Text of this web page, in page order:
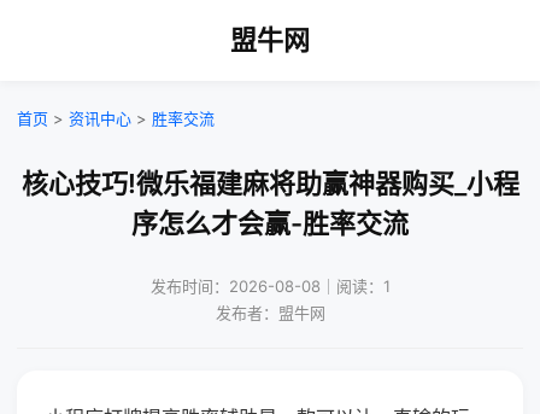
盟牛网
首页 > 资讯中心 > 胜率交流
核心技巧!微乐福建麻将助赢神器购买_小程
序怎么才会赢-胜率交流
发布时间：2026-08-08｜阅读：1
发布者：盟牛网